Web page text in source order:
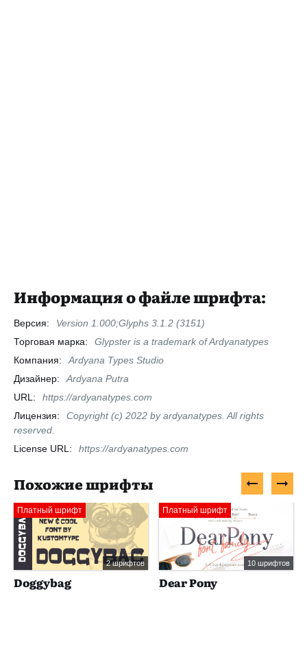
Информация о файле шрифта:
Версия:
Version 1.000;Glyphs 3.1.2 (3151)
Торговая марка:
Glypster is a trademark of Ardyanatypes
Компания:
Ardyana Types Studio
Дизайнер:
Ardyana Putra
URL:
https://ardyanatypes.com
Лицензия:
Copyright (c) 2022 by ardyanatypes. All rights
reserved.
License URL:
https://ardyanatypes.com
Похожие шрифты
Платный шрифт
2 шрифтов
Doggybag
Платный шрифт
10 шрифтов
Dear Pony